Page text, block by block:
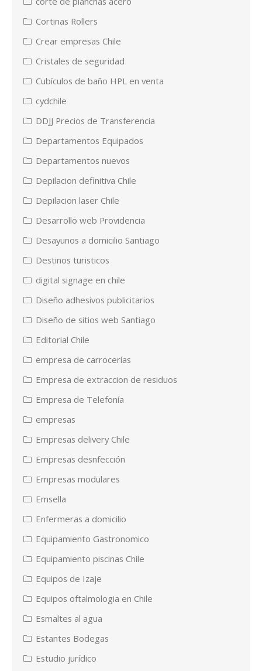
Cortinas Rollers
Crear empresas Chile
Cristales de seguridad
Cubículos de baño HPL en venta
cydchile
DDJJ Precios de Transferencia
Departamentos Equipados
Departamentos nuevos
Depilacion definitiva Chile
Depilacion laser Chile
Desarrollo web Providencia
Desayunos a domicilio Santiago
Destinos turisticos
digital signage en chile
Diseño adhesivos publicitarios
Diseño de sitios web Santiago
Editorial Chile
empresa de carrocerías
Empresa de extraccion de residuos
Empresa de Telefonía
empresas
Empresas delivery Chile
Empresas desnfección
Empresas modulares
Emsella
Enfermeras a domicilio
Equipamiento Gastronomico
Equipamiento piscinas Chile
Equipos de Izaje
Equipos oftalmologia en Chile
Esmaltes al agua
Estantes Bodegas
Estudio jurídico